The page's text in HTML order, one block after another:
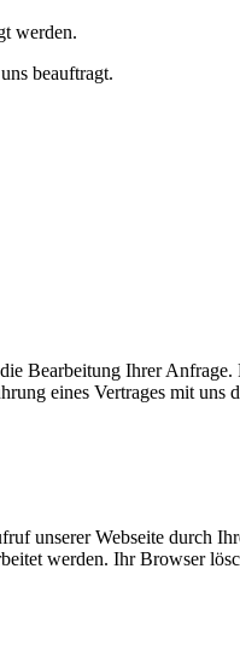
werden.
beauftragt.
Bearbeitung Ihrer Anfrage.
eines Vertrages mit uns
unserer Webseite durch
werden. Ihr Browser